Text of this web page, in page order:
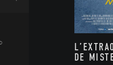
DE